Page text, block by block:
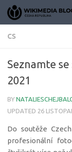
Skip to content
CS
Seznamte
2021
BY
UPDATED 26
Do soutěže
profesionální